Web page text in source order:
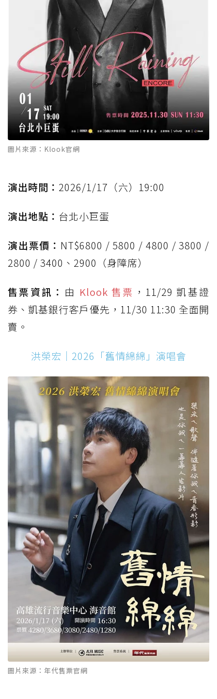
圖片來源：Klook官網
演出時間： 2026/1/17（六）19:00
演出地點： 台北小巨蛋
演出票價： NT$6800 / 5800 / 4800 / 3800 /
2800 / 3400、2900（身障席）
售票資訊： 由 Klook 售票 ，11/29 凱基證
券、凱基銀行客戶優先，11/30 11:30 全面開
賣。
洪榮宏｜2026「舊情綿綿」演唱會
圖片來源：年代售票官網